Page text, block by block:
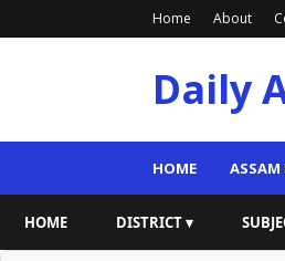
Home About
Daily
HOME ASSAM
HOME DISTRICT ▾